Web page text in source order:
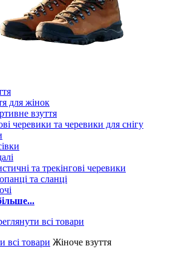
для жінок
взуття
черевики та черевики для снігу
та трекінгові черевики
та сланці
всі товари Жіноче взуття